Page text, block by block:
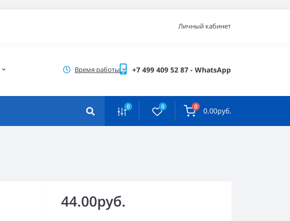
Личный кабинет
Время работы +7 499 409 52 87 - WhatsApp
0 0 0 0.00руб.
44.00руб.